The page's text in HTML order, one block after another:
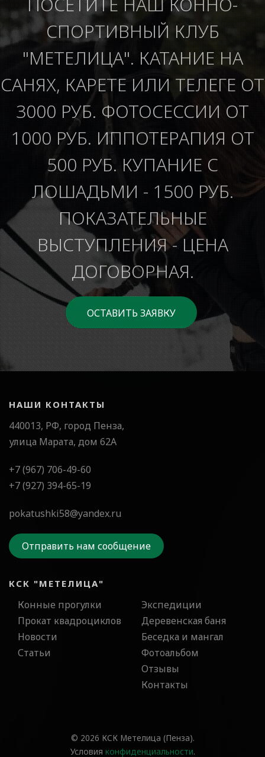
СПОРТИВНЫЙ КЛУБ
"МЕТЕЛИЦА". КАТАНИЕ НА
САНЯХ, КАРЕТЕ ИЛИ ТЕЛЕГЕ ОТ
3000 РУБ. ФОТОСЕССИИ ОТ
1000 РУБ. ИППОТЕРАПИЯ ОТ
500 РУБ. КУПАНИЕ С
ЛОШАДЬМИ - 1500 РУБ.
ПОКАЗАТЕЛЬНЫЕ
ВЫСТУПЛЕНИЯ - ЦЕНА
ДОГОВОРНАЯ.
ОСТАВИТЬ ЗАЯВКУ
НАШИ КОНТАКТЫ
440013, РФ, город Пенза,
улица Марата, дом 62А
+7 (967) 706-49-60
+7 (927) 394-65-19
pokatushki58@yandex.ru
Отправить нам сообщение
КСК "МЕТЕЛИЦА"
Конные прогулки
Прокат квадроциклов
Новости
Статьи
Экспедиции
Деревенская баня
Беседка и мангал
Фотоальбом
Отзывы
Контакты
© 2026 КСК Метелица (Пенза).
Условия конфиденциальности.